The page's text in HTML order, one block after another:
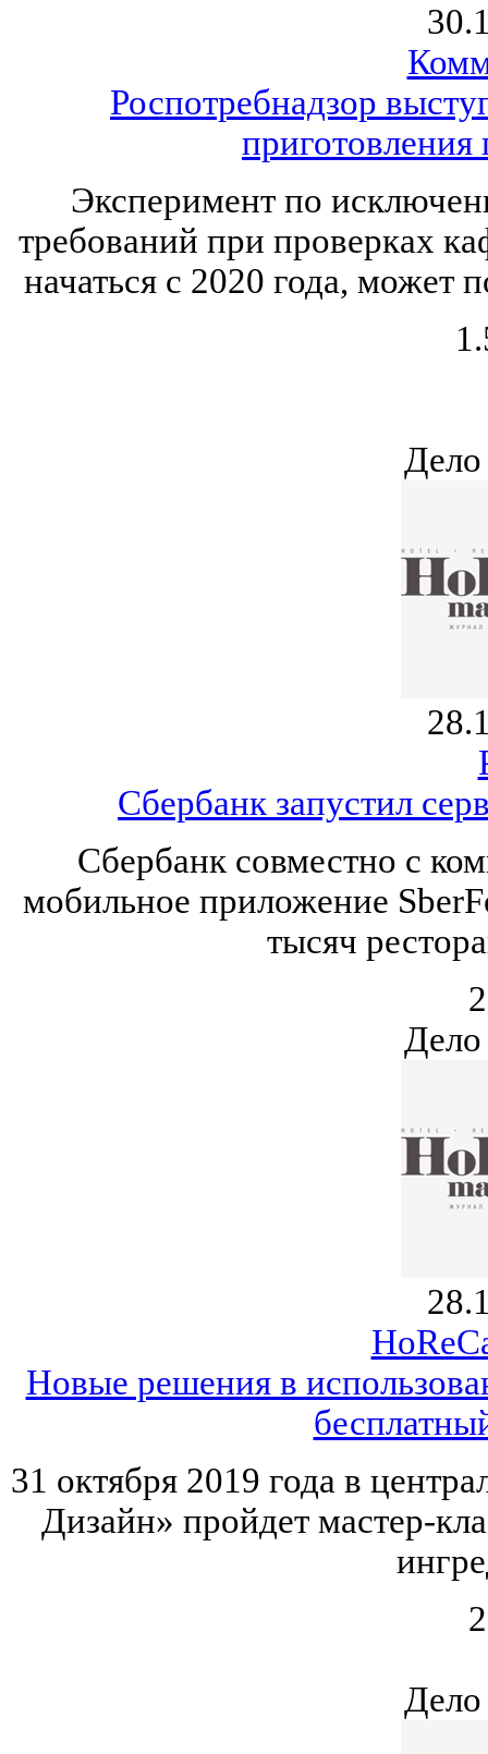
Роспотребнадзор
Эксперимент по
требований при проверках
начаться с 2020 года, может
Дело
Сбербанк запустил
Сбербанк совместно с
мобильное приложение
тысяч
Дело
Новые решения в
31 октября 2019 года в
Дизайн» пройдет мастер-
Дело